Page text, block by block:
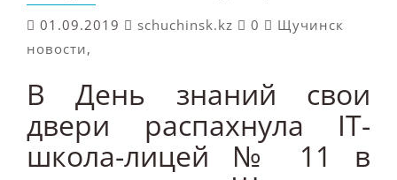
01.09.2019 schuchinsk.kz 0
Щучинск
новости,
В День знаний свои
двери распахнула IT-
школа-лицей № 11 в